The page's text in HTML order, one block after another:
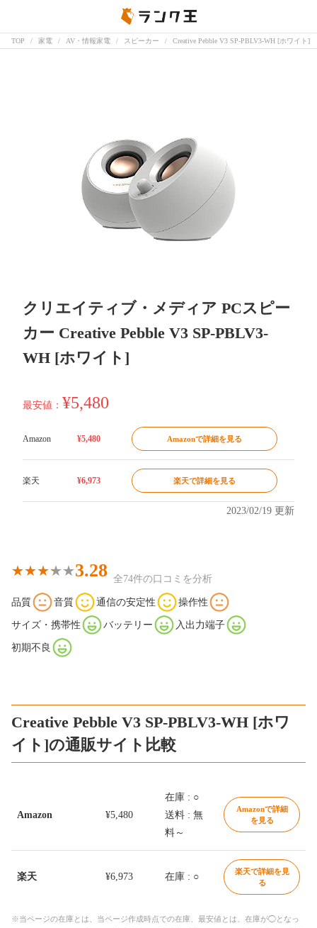
TOP 家電 AV・情報家電 スピーカー Creative Pebble V3 SP-PBLV3-WH [ホワイト]
クリエイティブ・メディア PCスピー
カー Creative Pebble V3 SP-PBLV3-
WH [ホワイト]
最安値： ¥5,480
Amazon ¥5,480 Amazonで詳細を見る
楽天 ¥6,973 楽天で詳細を見る
2023/02/19 更新
3.28 全74件の口コミを分析
品質 音質 通信の安定性 操作性
サイズ・携帯性 バッテリー 入出力端子
初期不良
Creative Pebble V3 SP-PBLV3-WH [ホワ
イト]の通販サイト比較
Amazon ¥5,480
在庫 : ○
送料 : 無
料～
Amazonで詳細
を見る
楽天 ¥6,973 在庫 : ○
楽天で詳細を見
る
※当ページの在庫とは、当ページ作成時点での在庫、最安値とは、在庫が◯となっ